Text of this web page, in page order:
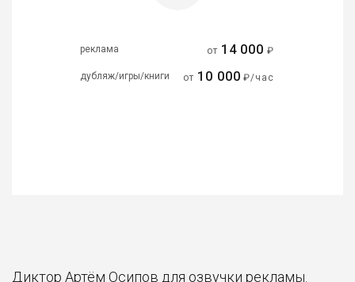
реклама от 14 000 ₽
дубляж/игры/книги от 10 000 ₽/час
Диктор Артём Осипов для озвучки рекламы.